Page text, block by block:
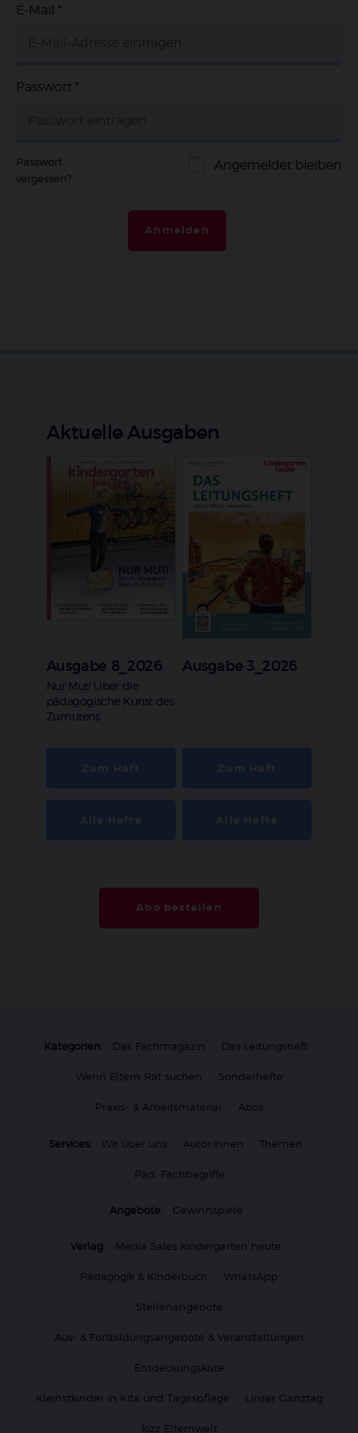
E-Mail *
Passwort *
Passwort
vergessen?
Angemeldet bleiben
Anmelden
Aktuelle Ausgaben
Ausgabe 8_2026
:
Nur Mut! Über die
pädagogische Kunst des
Zumutens
Ausgabe 3_2026
Abo bestellen
Kategorien: Das Fachmagazin Das Leitungsheft
Wenn Eltern Rat suchen Sonderhefte
Praxis- & Arbeitsmaterial Abos
Services: Wir über uns Autor:innen Themen
Päd. Fachbegriffe
Angebote: Gewinnspiele
Verlag: Media Sales kindergarten heute
Pädagogik & Kinderbuch WhatsApp
Stellenangebote
Aus- & Fortbildungsangebote & Veranstaltungen
Entdeckungskiste
Kleinstkinder in Kita und Tagespflege Unser Ganztag
kizz Elternwelt